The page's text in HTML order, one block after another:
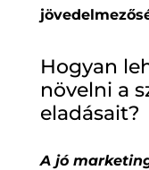
Hogyan
növelni a
eladásait?
A jó